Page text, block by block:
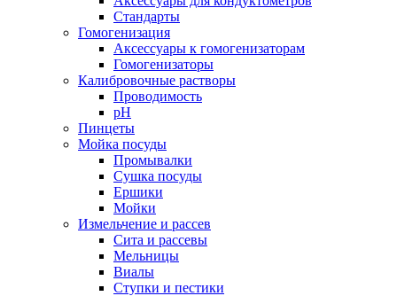
Стандарты
Гомогенизация
Аксессуары к гомогенизаторам
Гомогенизаторы
Калибровочные растворы
Проводимость
pH
Пинцеты
Мойка посуды
Промывалки
Сушка посуды
Ершики
Мойки
Измельчение и рассев
Сита и рассевы
Мельницы
Виалы
Ступки и пестики